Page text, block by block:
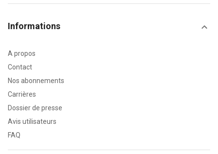
Informations
A propos
Contact
Nos abonnements
Carrières
Dossier de presse
Avis utilisateurs
FAQ